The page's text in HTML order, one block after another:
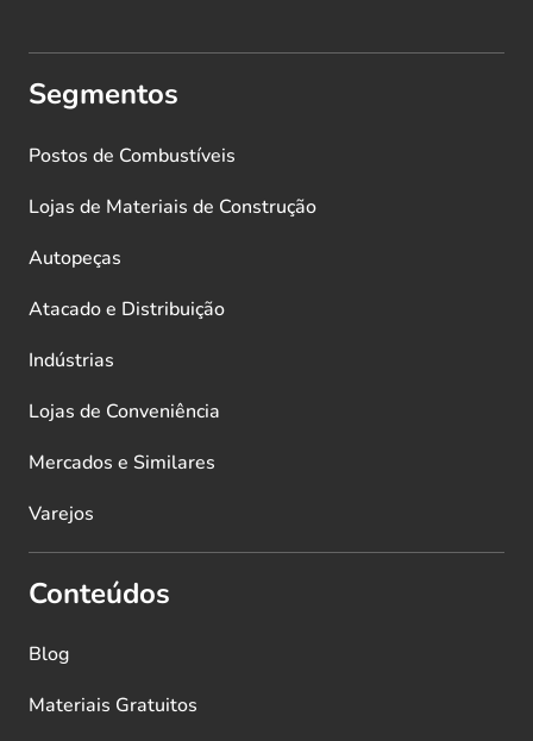
Segmentos
Postos de Combustíveis
Lojas de Materiais de Construção
Autopeças
Atacado e Distribuição
Indústrias
Lojas de Conveniência
Mercados e Similares
Varejos
Conteúdos
Blog
Materiais Gratuitos